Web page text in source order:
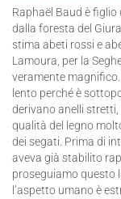
Raphaël Baud è
dalla foresta del
stima abeti rossi e
Lamoura, per la
veramente
lento perché è
derivano anelli
qualità del legno
dei segati. Prima di
aveva già stabilito
proseguiamo questo
l’aspetto umano è